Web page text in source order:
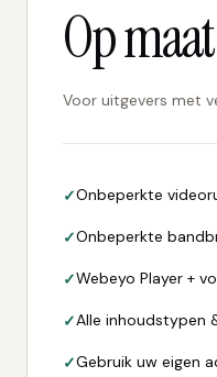
Op maat
Voor uitgevers met
Onbeperkte
Onbeperkte
Webeyo Player +
Alle inhoudstypen
Gebruik uw eigen